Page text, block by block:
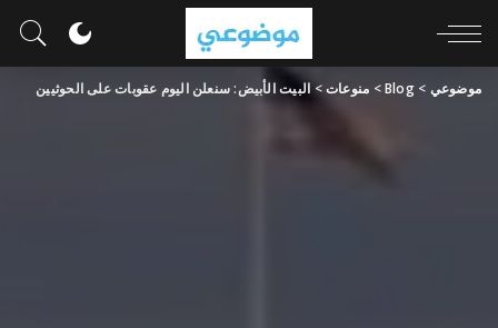
موضوعي >
Blog
> منوعات>البيت الأبيض: سنعلن اليوم عقوبات على الحوثيين